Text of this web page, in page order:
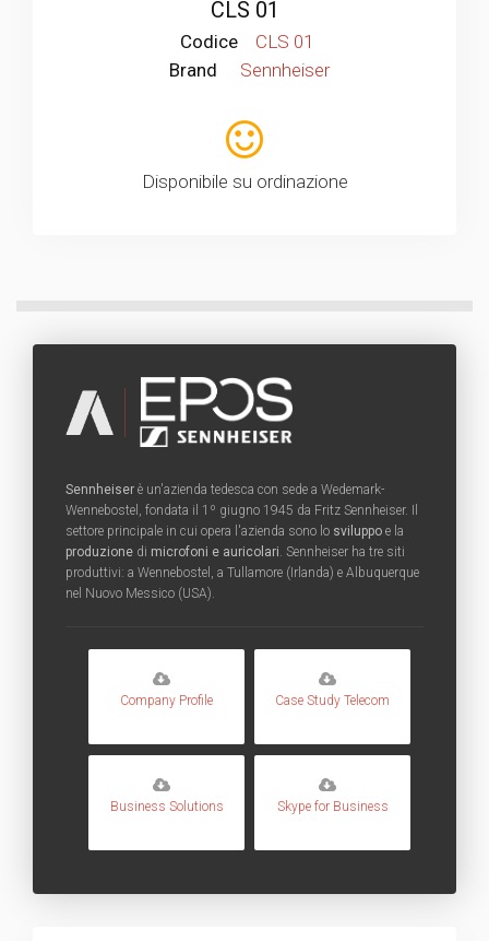
CLS 01
Codice
CLS 01
Brand
Sennheiser
Disponibile su ordinazione
Sennheiser è un'azienda tedesca con sede a Wedemark-
Wennebostel, fondata il 1º giugno 1945 da Fritz Sennheiser. Il
settore principale in cui opera l'azienda sono lo sviluppo e la
produzione di microfoni e auricolari. Sennheiser ha tre siti
produttivi: a Wennebostel, a Tullamore (Irlanda) e Albuquerque
nel Nuovo Messico (USA).
Company Profile Case Study Telecom
Business Solutions Skype for Business